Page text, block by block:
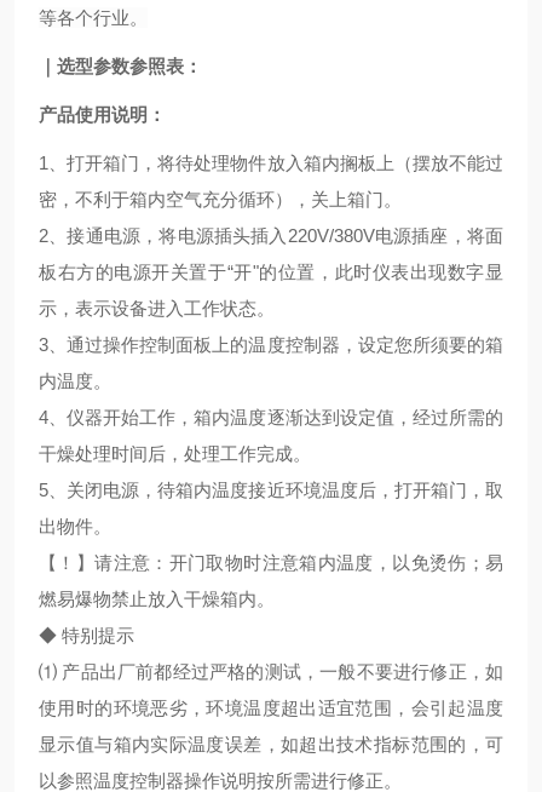
等各个行业。
选型参数参照表：
产品使用说明：
1、打开箱门，将待处理物件放入箱内搁板上（摆放不能过
密，不利于箱内空气充分循环），关上箱门。
2、接通电源，将电源插头插入220V/380V电源插座，将面
板右方的电源开关置于“开"的位置，此时仪表出现数字显
示，表示设备进入工作状态。
3、通过操作控制面板上的温度控制器，设定您所须要的箱
内温度。
4、仪器开始工作，箱内温度逐渐达到设定值，经过所需的
干燥处理时间后，处理工作完成。
5、关闭电源，待箱内温度接近环境温度后，打开箱门，取
出物件。
【！】请注意：开门取物时注意箱内温度，以免烫伤；易
燃易爆物禁止放入干燥箱内。
◆ 特别提示
⑴ 产品出厂前都经过严格的测试，一般不要进行修正，如
使用时的环境恶劣，环境温度超出适宜范围，会引起温度
显示值与箱内实际温度误差，如超出技术指标范围的，可
以参照温度控制器操作说明按所需进行修正。